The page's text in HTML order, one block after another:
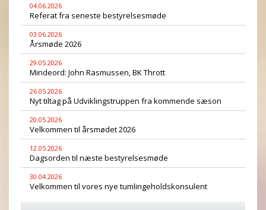
04.06.2026
Referat fra seneste bestyrelsesmøde
03.06.2026
Årsmøde 2026
29.05.2026
Mindeord: John Rasmussen, BK Thrott
26.05.2026
Nyt tiltag på Udviklingstruppen fra kommende sæson
20.05.2026
Velkommen til årsmødet 2026
12.05.2026
Dagsorden til næste bestyrelsesmøde
30.04.2026
Velkommen til vores nye tumlingeholdskonsulent